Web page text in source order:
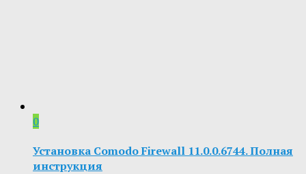
0
Установка Comodo Firewall 11.0.0.6744. Полная
инструкция